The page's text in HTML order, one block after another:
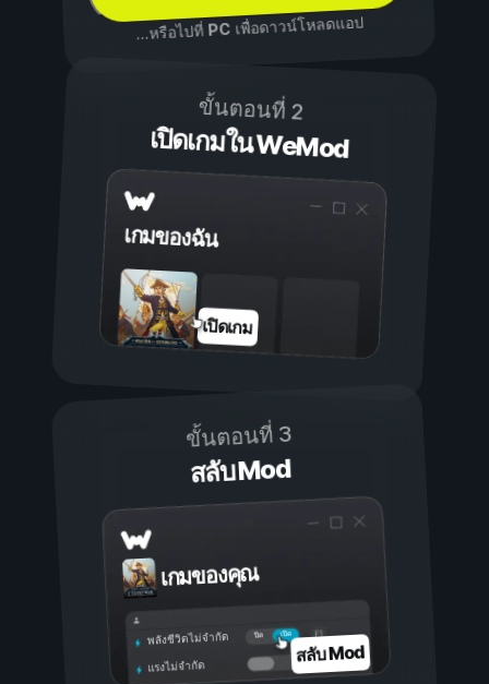
...หรือไปที่ PCเพื่อดาวน์โหลดแอป
ขั้นตอนที่ 2
เปิดเกมใน WeMod
เกมของฉัน
เปิดเกม
ขั้นตอนที่ 3
สลับ Mod
เกมของคุณ
เปิด
ปิด
พลังชีวิตไม่จำกัด
แรงไม่จำกัด สลับ Mod